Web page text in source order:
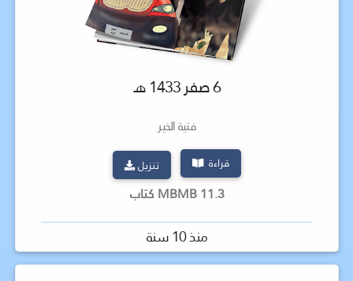
6 صفر 1433 هـ
فتية الخير
قراءة تنزيل
11.3 MBMB كتاب
منذ 10 سنة